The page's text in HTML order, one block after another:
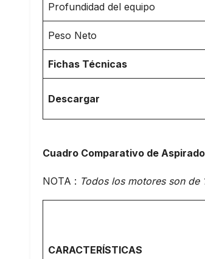
Profundidad del equipo
Peso Neto
Fichas Técnicas
Descargar
Cuadro Comparativo de
NOTA : Todos los motores son
CARACTERÍSTICAS